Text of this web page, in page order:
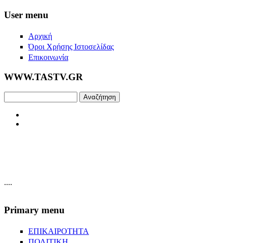
Skip to main content
User menu
Αρχική
Όροι Χρήσης Ιστοσελίδας
Επικοινωνία
WWW.TASTV.GR
....
Primary menu
ΕΠΙΚΑΙΡΟΤΗΤΑ